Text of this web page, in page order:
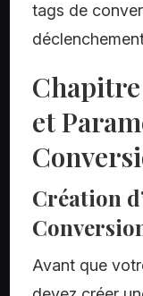
tags de
et
Création
Avant que